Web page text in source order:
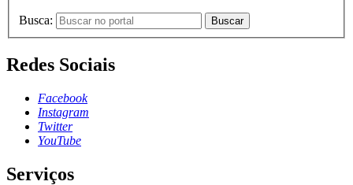
Busca: Buscar
Redes Sociais
Facebook
Instagram
Twitter
YouTube
Serviços